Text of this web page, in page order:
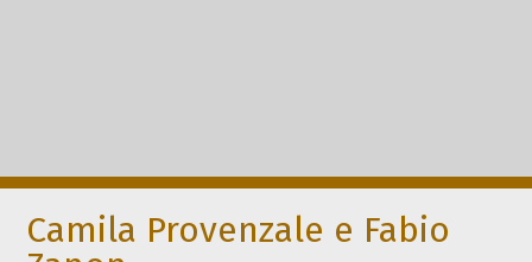
Camila Provenzale e Fabio